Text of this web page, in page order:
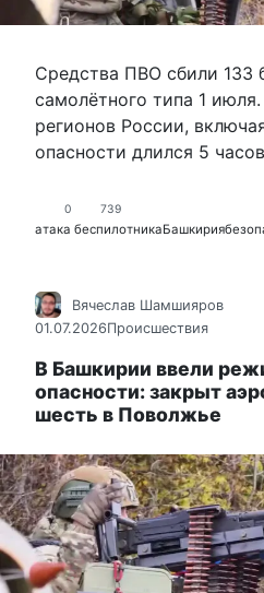
Средства ПВО сбили 133
самолётного типа 1
регионов России,
опасности длился 5
0 739
атака беспилотникаБашкирия
Вячеслав Шамшияров
01.07.2026Происшествия
В Башкирии ввели
опасности: закрыт
шесть в Поволжье